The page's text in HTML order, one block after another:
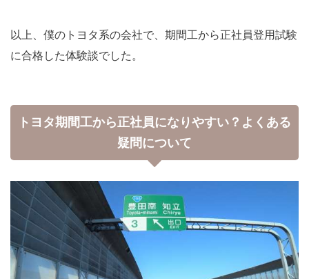
以上、僕のトヨタ系の会社で、期間工から正社員登用試験
に合格した体験談でした。
トヨタ期間工から正社員になりやすい？よくある
疑問について